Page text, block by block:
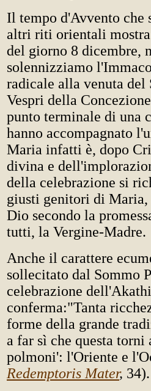
Il tempo d'Avvento
altri riti orientali
del giorno 8 dicembre,
solennizziamo
radicale alla venuta
Vespri della
punto terminale di una
hanno accompagnato
Maria infatti è, dopo
divina e
della celebrazione si
giusti genitori di Maria,
Dio secondo la
tutti, la Vergine-Madre.
Anche il carattere
sollecitato dal Sommo
celebrazione
conferma:"Tanta
forme della grande
a far sì che questa torni
polmoni': l'Oriente e
Redemptoris Mater, 34).